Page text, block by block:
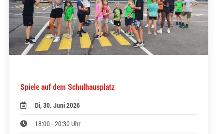
Spiele auf dem Schulhausplatz
Di, 30. Juni 2026
18:00 - 20:30 Uhr